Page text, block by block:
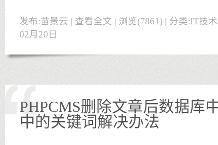
发布:苗景云 | 查看全文 | 浏览(7861) | 分类:IT技
02月20日
PHPCMS删除文章后数据库
中的关键词解决办法